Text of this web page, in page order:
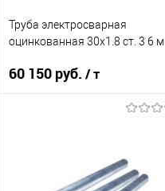
Труба электросварная
оцинкованная 30х1.8 ст. 3 6 м
60 150 руб. / т
Купить в 1 клик
Сравнение